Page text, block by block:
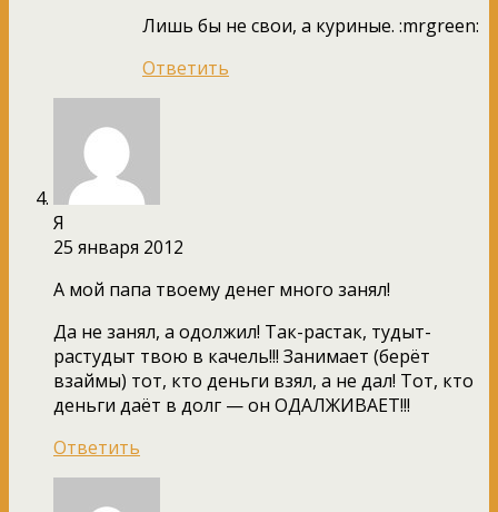
Лишь бы не свои, а куриные. :mrgreen:
Ответить
Я
25 января 2012
А мой папа твоему денег много занял!
Да не занял, а одолжил! Так-растак, тудыт-
растудыт твою в качель!!! Занимает (берёт
взаймы) тот, кто деньги взял, а не дал! Тот, кто
деньги даёт в долг — он ОДАЛЖИВАЕТ!!!
Ответить